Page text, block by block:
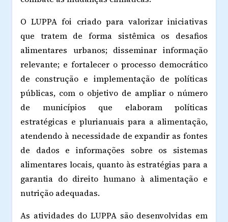
O LUPPA foi criado para valorizar iniciativas
que tratem de forma sistêmica os desafios
alimentares urbanos; disseminar informação
relevante; e fortalecer o processo democrático
de construção e implementação de políticas
públicas, com o objetivo de ampliar o número
de municípios que elaboram políticas
estratégicas e plurianuais para a alimentação,
atendendo à necessidade de expandir as fontes
de dados e informações sobre os sistemas
alimentares locais, quanto às estratégias para a
garantia do direito humano à alimentação e
nutrição adequadas.
As atividades do LUPPA são desenvolvidas em